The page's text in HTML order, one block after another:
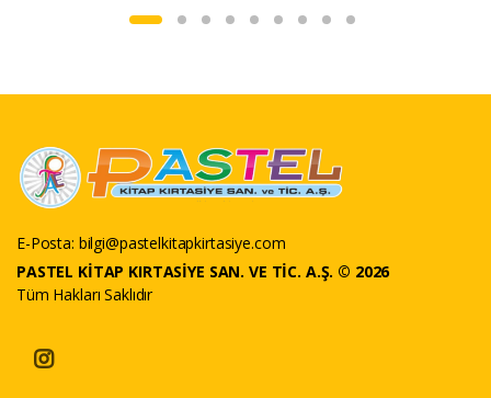
E-Posta: bilgi@pastelkitapkirtasiye.com
PASTEL KİTAP KIRTASİYE SAN. VE TİC. A.Ş. © 2026
Tüm Hakları Saklıdır